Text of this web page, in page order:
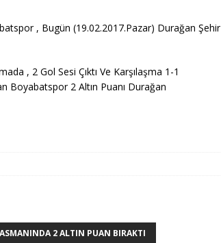
, Bugün (19.02.2017.Pazar) Durağan Şehir
, 2 Gol Sesi Çıktı Ve Karşılaşma 1-1
Boyabatspor 2 Altın Puanı Durağan
2 ALTIN PUAN BIRAKTI